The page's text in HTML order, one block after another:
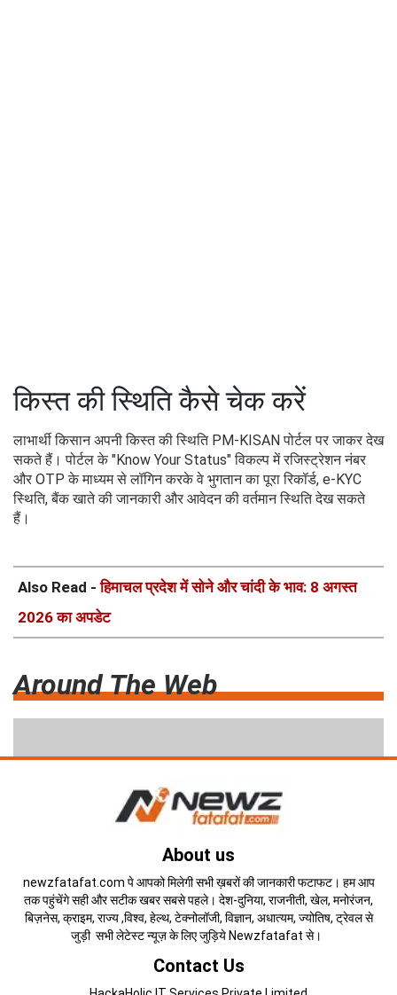
किस्त की स्थिति कैसे चेक करें
लाभार्थी किसान अपनी किस्त की स्थिति PM-KISAN पोर्टल पर जाकर देख
सकते हैं। पोर्टल के "Know Your Status" विकल्प में रजिस्ट्रेशन नंबर
और OTP के माध्यम से लॉगिन करके वे भुगतान का पूरा रिकॉर्ड, e-KYC
स्थिति, बैंक खाते की जानकारी और आवेदन की वर्तमान स्थिति देख सकते
हैं।
Also Read -हिमाचल प्रदेश में सोने और चांदी के भाव: 8 अगस्त
2026 का अपडेट
Around The Web
About us
newzfatafat.com पे आपको मिलेगी सभी ख़बरों की जानकारी फटाफट। हम आप
तक पहुंचेंगे सही और सटीक खबर सबसे पहले। देश-दुनिया, राजनीती, खेल, मनोरंजन,
बिज़नेस, क्राइम, राज्य ,विश्व, हेल्थ, टेक्नोलॉजी, विज्ञान, अधात्यम, ज्योतिष, ट्रेवल से
जुड़ी सभी लेटेस्ट न्यूज़ के लिए जुड़िये Newzfatafat से।
Contact Us